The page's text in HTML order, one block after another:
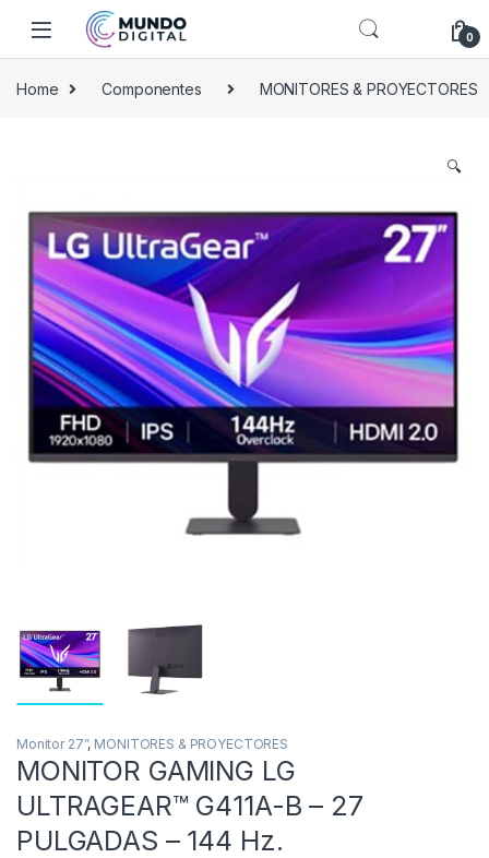
Skip to navigation
Skip to content
0
Home Componentes MONITORES & PROYECTORES
🔍
Monitor 27”, MONITORES & PROYECTORES
MONITOR GAMING LG
ULTRAGEAR™ G411A-B – 27
PULGADAS – 144 Hz.